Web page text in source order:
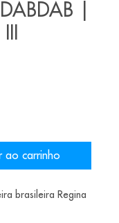
|
ao carrinho
brasileira Regina